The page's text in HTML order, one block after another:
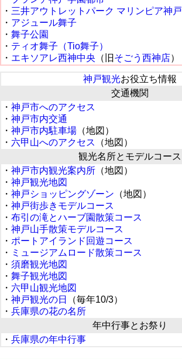
・ 三井アウトレットパーク マリンピア神戸
・ アジュール舞子
・ 舞子公園
・ ティオ舞子（Tio舞子）
・ エキソアレ西神中央 （旧 そごう西神店）
神戸観光お役立ち情報
交通機関
・ 神戸市へのアクセス
・ 神戸市内交通
・ 神戸市内駐車場 （地図）
・ 六甲山へのアクセス
（地図）
観光名所とモデルコース
・ 神戸市内観光案内所 （地図）
・ 神戸観光地図
・ 神戸ショッピングゾーン （地図）
・ 神戸街歩きモデルコース
・ 布引の滝とハーブ園散策コース
・ 神戸山手散策モデルコース
・ ポートアイランド回遊コース
・ ミュージアムロード散策コース
・ 須磨観光地図
・ 舞子観光地図
・ 六甲山観光地図
・ 神戸観光の日
（毎年10/3）
・ 兵庫県の花の名所
年中行事とお祭り
・ 兵庫県の年中行事